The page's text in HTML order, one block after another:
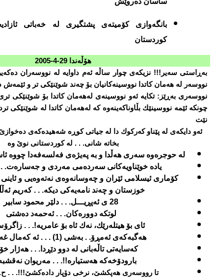
بانگه‌وازی كۆمیته‌ی پشتگیری له‌ خه‌باتی
كوردستان
هۆڵه‌ندا29-4-2005
به‌ڕاستی سه‌یر!!! نزیكه‌ی چوار ساڵه‌ ئه‌م داوایه‌ له‌ نووسه‌ران
نووسه‌ر له‌ هه‌مان كاتدا نووسینه‌كانیان بۆ چه‌ند شوێنێكی تر و
نووسه‌ری به‌ڕێز: تكایه‌ ئه‌و نووسینه‌ی له‌هه‌مان كاتدا بۆ شوێنێكی
چونكه‌ ئێمه‌ نووسینێك بڵاوناكه‌ینه‌وه‌ كه‌ له‌هه‌مان كاتدا له‌ شوێنێكی
نێت
ئه‌و دایكه‌ی له‌ پێناو كه‌ركوك دا له‌ جیاتی كوڕه‌ شه‌هیده‌كه‌ی
بخاته‌ شانی. . . له‌ كوردستانی نوێ وه‌
له‌ حوجره‌وه‌ سه‌ری هه‌ڵدا و به‌ په‌یژه‌ی فه‌لسه‌فه‌دا چووه‌
یاده‌ خوێناویه‌كانی سه‌رده‌می مه‌ردی و جه‌ساره‌ت.
كۆماری ئیسلامی ئێران و چه‌وسانه‌وه‌ی نه‌ته‌وه‌یی و
خوزستان و چه‌ند نامه‌یه‌كی دیكه‌. . . كه‌ریم
28 ی ئه‌پڕیـــل. . . دلێر محمود سابیر
لوتكه‌ دووره‌كان. . . ئه‌حمه‌د ده‌شتی
ئای بۆ هیتله‌رێك،نه‌ك ئاه بۆ عامریه‌!. . .
هه‌گبه‌كه‌ی ئه‌مڕۆ. . به‌شی (1) . . . ئه‌ كه‌مال غه‌ریب ب
كه‌سایه‌تی تاڵه‌بانی له‌ دوو دێڕدا. . . هه‌ژار
بارودۆخه‌كه‌ هه‌ستیاره‌!!. . . مه‌ریوان
تا رووسه‌ری هه‌پكشێ، نرخی دۆپار داده‌كشێ!!!. .